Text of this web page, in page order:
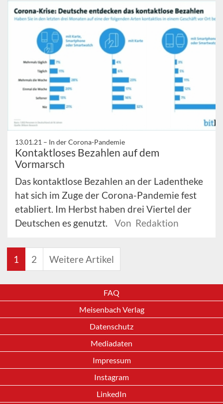
13.01.21 – In der Corona-Pandemie
Kontaktloses Bezahlen auf dem
Vormarsch
Das kontaktlose Bezahlen an der Ladentheke
hat sich im Zuge der Corona-Pandemie fest
etabliert. Im Herbst haben drei Viertel der
Deutschen es genutzt.
Von Redaktion
1 2 Weitere Artikel
FAQ
Meisenbach Verlag
Datenschutz
Mediadaten
Impressum
Instagram
LinkedIn